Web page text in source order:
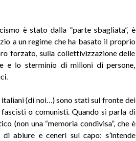
è stato dalla “parte sbagliata”, è
a un regime che ha basato il proprio
forzato, sulla collettivizzazione delle
e lo sterminio di milioni di persone,
(di noi…) sono stati sul fronte dei
o comunisti. Quando si parla di
(non una “memoria condivisa”, che è
di abiure e ceneri sul capo: s’intende